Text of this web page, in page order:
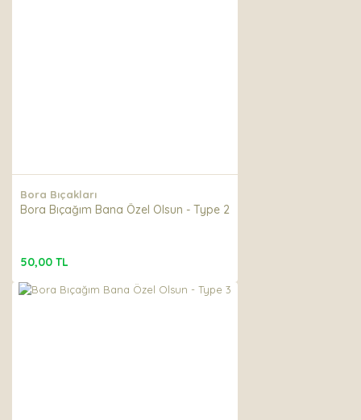
Bora Bıçakları
Bora Bıçağım Bana Özel Olsun - Type 2
50,00 TL